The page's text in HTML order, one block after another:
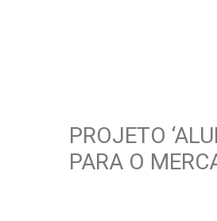
PROJETO
PARA O